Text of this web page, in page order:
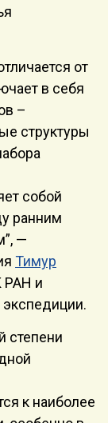
от
в себя
–
структуры
собой
ранним
—
Тимур
РАН и
степени
к наиболее